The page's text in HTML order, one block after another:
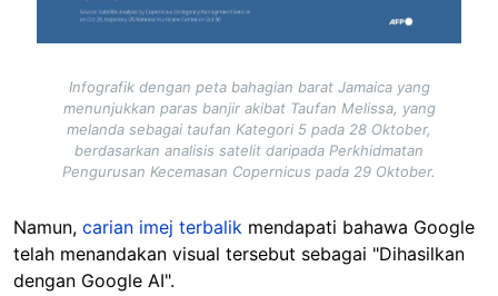
Infografik dengan peta bahagian barat Jamaica yang
menunjukkan paras banjir akibat Taufan Melissa, yang
melanda sebagai taufan Kategori 5 pada 28 Oktober,
berdasarkan analisis satelit daripada Perkhidmatan
Pengurusan Kecemasan Copernicus pada 29 Oktober.
Namun, carian imej terbalik mendapati bahawa Google
telah menandakan visual tersebut sebagai "Dihasilkan
dengan Google AI".